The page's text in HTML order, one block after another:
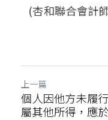
(杏和聯合會
上一篇
個人因他方未履
屬其他所得，應